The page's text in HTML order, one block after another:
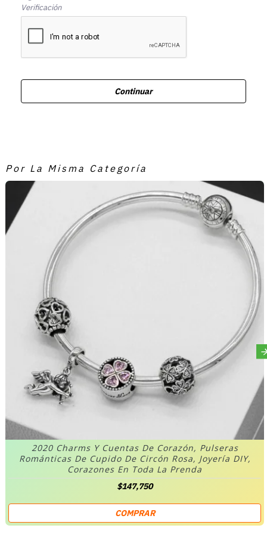
Verificación
Continuar
Por La Misma Categoría
2020 Charms Y Cuentas De Corazón, Pulseras
Románticas De Cupido De Circón Rosa, Joyería DIY,
Corazones En Toda La Prenda
$147,750
COMPRAR